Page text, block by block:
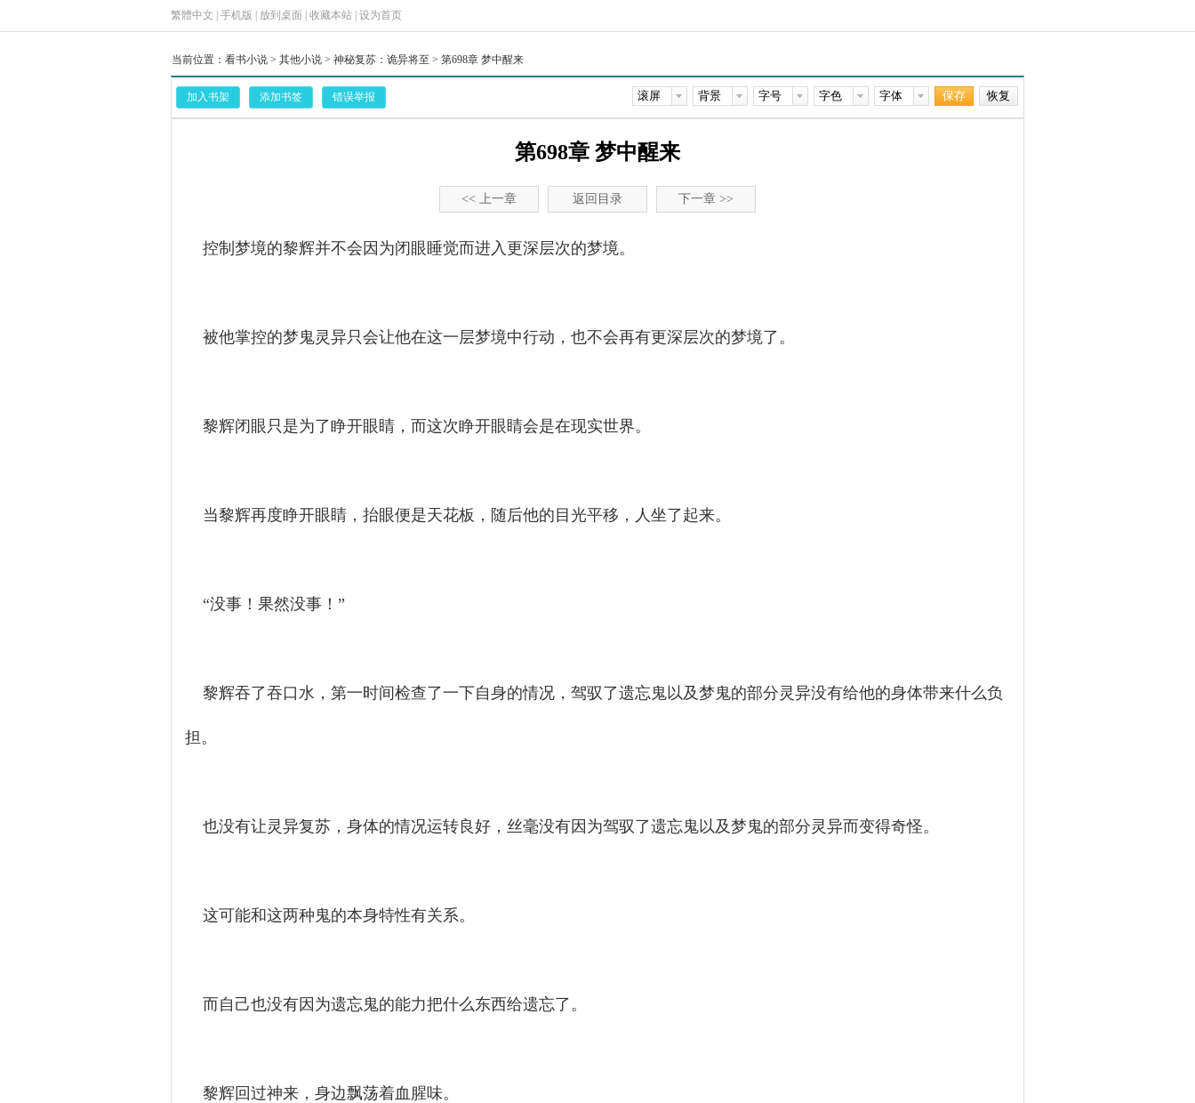
繁體中文 手机版 放到桌面 收藏本站 设为首页
当前位置： 看书小说 > 其他小说 > 神秘复苏：诡异将至 > 第698章 梦中醒来
加入书架 添加书签 错误举报
第698章 梦中醒来
<< 上一章 返回目录 下一章 >>
控制梦境的黎辉并不会因为闭眼睡觉而进入更深层次的梦境。
被他掌控的梦鬼灵异只会让他在这一层梦境中行动，也不会再有更深层次的梦境了。
黎辉闭眼只是为了睁开眼睛，而这次睁开眼睛会是在现实世界。
当黎辉再度睁开眼睛，抬眼便是天花板，随后他的目光平移，人坐了起来。
“没事！果然没事！”
黎辉吞了吞口水，第一时间检查了一下自身的情况，驾驭了遗忘鬼以及梦鬼的部分灵异没有给他的身体带来什么负
担。
也没有让灵异复苏，身体的情况运转良好，丝毫没有因为驾驭了遗忘鬼以及梦鬼的部分灵异而变得奇怪。
这可能和这两种鬼的本身特性有关系。
而自己也没有因为遗忘鬼的能力把什么东西给遗忘了。
黎辉回过神来，身边飘荡着血腥味。